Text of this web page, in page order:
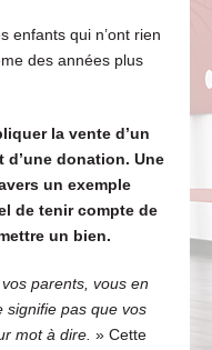
enfants qui n’ont rien
des années plus
la vente d’un
d’une donation. Une
un exemple
de tenir compte de
un bien.
parents, vous en
signifie pas que vos
mot à dire. » Cette